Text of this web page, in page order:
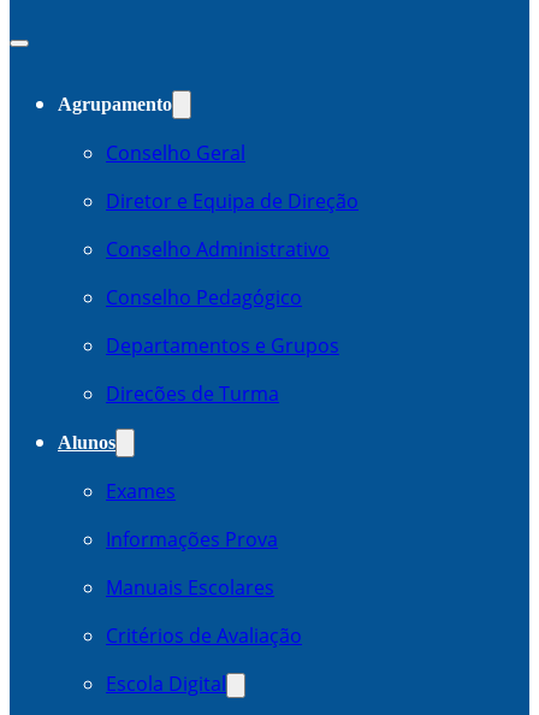
Agrupamento
Conselho Geral
Diretor e Equipa de Direção
Conselho Administrativo
Conselho Pedagógico
Departamentos e Grupos
Direcões de Turma
Alunos
Exames
Informações Prova
Manuais Escolares
Critérios de Avaliação
Escola Digital